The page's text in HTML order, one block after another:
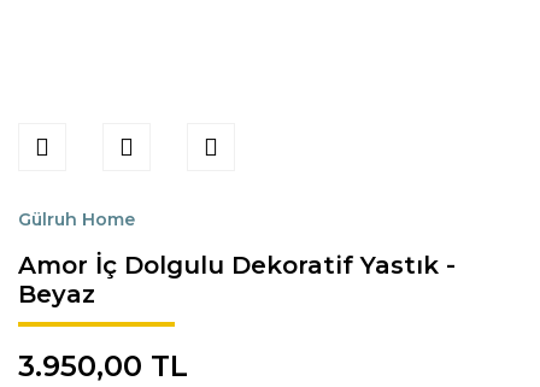
Gülruh Home
Amor İç Dolgulu Dekoratif Yastık -
Beyaz
3.950,00 TL